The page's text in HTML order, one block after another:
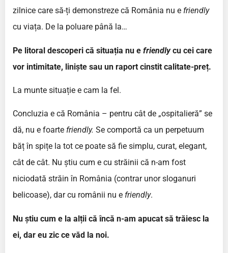
zilnice care să-ți demonstreze că România nu e friendly
cu viața. De la poluare până la…
Pe litoral descoperi că situația nu e friendlycu cei care
vor intimitate, liniște sau un raport cinstit calitate-preț.
La munte situație e cam la fel.
Concluzia e că România – pentru cât de „ospitalieră” se
dă, nu e foarte friendly. Se comportă ca un perpetuum
băț în spițe la tot ce poate să fie simplu, curat, elegant,
cât de cât. Nu știu cum e cu străinii că n-am fost
niciodată străin în România (contrar unor sloganuri
belicoase), dar cu românii nu e friendly.
Nu știu cum e la alții că încă n-am apucat să trăiesc la
ei, dar eu zic ce văd la noi.